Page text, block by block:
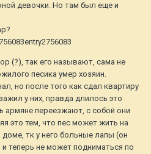
девочки. Но там был еще и
(?), так его называют, сама не
песика умер хозяин.
но после того как сдал квартиру
у них, правда длилось это
армяне переезжают, с собой они
это тем, что пес может жить на
тк у него больные лапы (он
теперь не может подниматься по